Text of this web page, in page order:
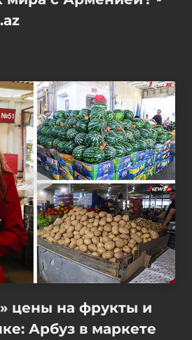
цены на фрукты и
Арбуз в маркете